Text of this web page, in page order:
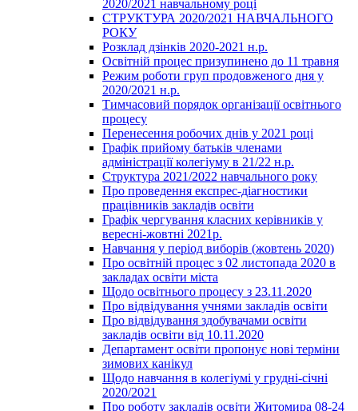
2020/2021 навчальному році
СТРУКТУРА 2020/2021 НАВЧАЛЬНОГО
РОКУ
Розклад дзінків 2020-2021 н.р.
Освітній процес призупинено до 11 травня
Режим роботи груп продовженого дня у
2020/2021 н.р.
Тимчасовий порядок організації освітнього
процесу
Перенесення робочих днів у 2021 році
Графік прийому батьків членами
адміністрації колегіуму в 21/22 н.р.
Структура 2021/2022 навчального року
Про проведення експрес-діагностики
працівників закладів освіти
Графік чергування класних керівників у
вересні-жовтні 2021р.
Навчання у період виборів (жовтень 2020)
Про освітній процес з 02 листопада 2020 в
закладах освіти міста
Щодо освітнього процесу з 23.11.2020
Про відвідування учнями закладів освіти
Про відвідування здобувачами освіти
закладів освіти від 10.11.2020
Департамент освіти пропонує нові терміни
зимових канікул
Щодо навчання в колегіумі у грудні-січні
2020/2021
Про роботу закладів освіти Житомира 08-24